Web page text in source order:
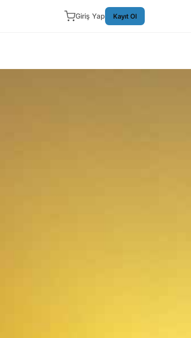
Giriş Yap Kayıt Ol